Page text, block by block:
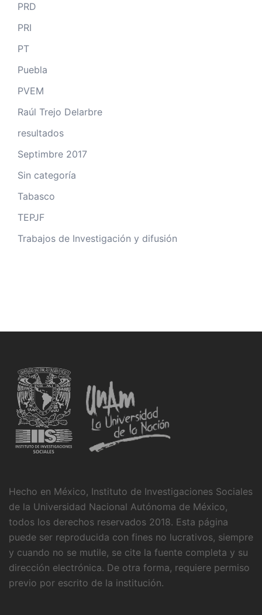
PRD
PRI
PT
Puebla
PVEM
Raúl Trejo Delarbre
resultados
Septimbre 2017
Sin categoría
Tabasco
TEPJF
Trabajos de Investigación y difusión
Hecho en México, Instituto de Investigaciones Sociales
de la Universidad Nacional Autónoma de México,
todos los derechos reservados 2018. Esta página
puede ser reproducida con fines no lucrativos, siempre
y cuando no se mutile, se cite la fuente completa y su
dirección electrónica. De otra forma, requiere permiso
previo por escrito de la institución.